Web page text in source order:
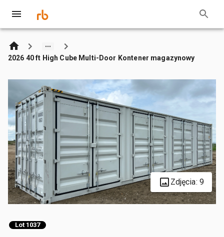
2026 40 ft High Cube Multi-Door Kontener magazynowy
Zdjęcia: 9
Lot 1037